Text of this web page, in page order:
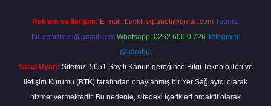
Reklam ve İletişim: E-mail: backlinkpaneli@gmail.com Teams:
forumhizmeti@gmail.com Whatsapp: 0262 606 0 726 Telegram:
@karabul
Yasal Uyarı: Sitemiz, 5651 Sayılı Kanun gereğince Bilgi Teknolojileri ve
İletişim Kurumu (BTK) tarafından onaylanmış bir Yer Sağlayıcı olarak
hizmet vermektedir. Bu nedenle, sitedeki içerikleri proaktif olarak